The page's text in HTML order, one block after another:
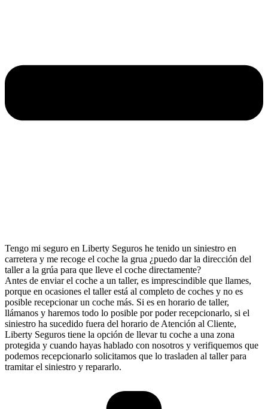
Tengo mi seguro en Liberty Seguros he tenido un siniestro en
carretera y me recoge el coche la grua ¿puedo dar la dirección del
taller a la grúa para que lleve el coche directamente?
Antes de enviar el coche a un taller, es imprescindible que llames,
porque en ocasiones el taller está al completo de coches y no es
posible recepcionar un coche más. Si es en horario de taller,
llámanos y haremos todo lo posible por poder recepcionarlo, si el
siniestro ha sucedido fuera del horario de Atención al Cliente,
Liberty Seguros tiene la opción de llevar tu coche a una zona
protegida y cuando hayas hablado con nosotros y verifiquemos que
podemos recepcionarlo solicitamos que lo trasladen al taller para
tramitar el siniestro y repararlo.